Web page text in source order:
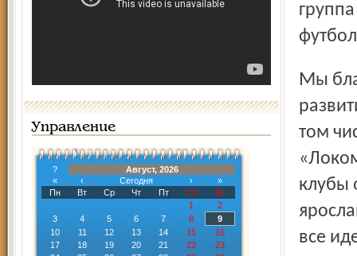
Управление
?
Август, 2026
«
‹ Сегодня ›
»
Пн
Вт Ср Чт Пт Сб
Вс
1
2
3
4 5 6 7 8
9
10
11 12 13 14 15
16
17
18 19 20 21 22
23
Мы благодарны вам за ваше постоянное внимание к
том
клубы
все